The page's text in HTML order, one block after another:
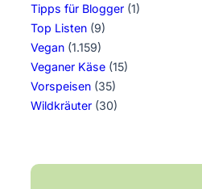
Tipps für Blogger (1)
Top Listen (9)
Vegan (1.159)
Veganer Käse (15)
Vorspeisen (35)
Wildkräuter (30)